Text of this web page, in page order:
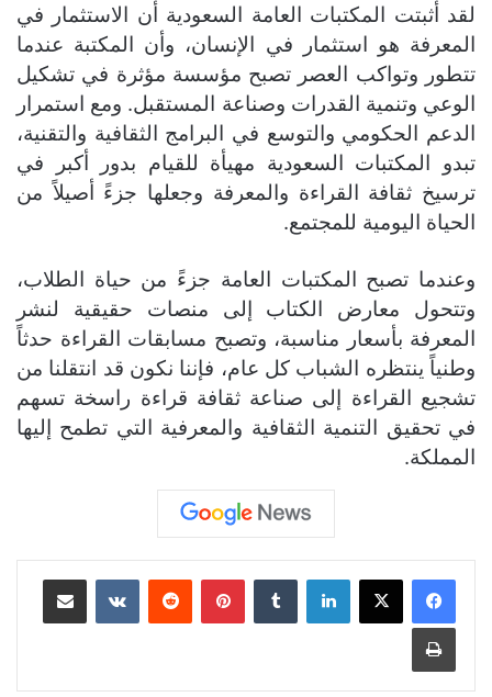
لقد أثبتت المكتبات العامة السعودية أن الاستثمار في
المعرفة هو استثمار في الإنسان، وأن المكتبة عندما
تتطور وتواكب العصر تصبح مؤسسة مؤثرة في تشكيل
الوعي وتنمية القدرات وصناعة المستقبل. ومع استمرار
الدعم الحكومي والتوسع في البرامج الثقافية والتقنية،
تبدو المكتبات السعودية مهيأة للقيام بدور أكبر في
ترسيخ ثقافة القراءة والمعرفة وجعلها جزءً أصيلاً من
الحياة اليومية للمجتمع.
وعندما تصبح المكتبات العامة جزءً من حياة الطلاب،
وتتحول معارض الكتاب إلى منصات حقيقية لنشر
المعرفة بأسعار مناسبة، وتصبح مسابقات القراءة حدثاً
وطنياً ينتظره الشباب كل عام، فإننا نكون قد انتقلنا من
تشجيع القراءة إلى صناعة ثقافة قراءة راسخة تسهم
في تحقيق التنمية الثقافية والمعرفية التي تطمح إليها
المملكة.
لينكدإن بينتيريست مشاركة عبر البريد
طباعة